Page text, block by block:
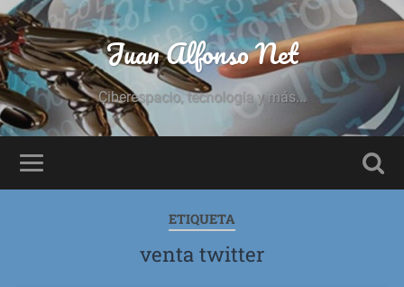
Juan Alfonso Net
Ciberespacio, tecnología y más...
ETIQUETA
venta twitter